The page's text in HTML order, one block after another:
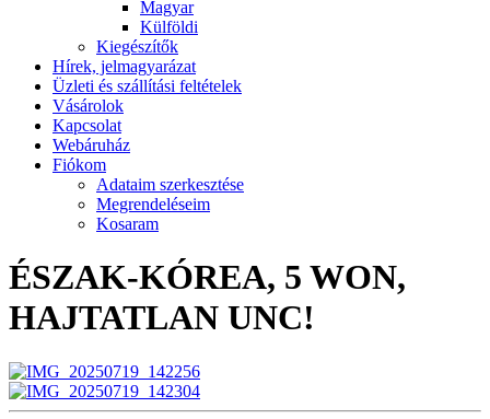
Magyar
Külföldi
Kiegészítők
Hírek, jelmagyarázat
Üzleti és szállítási feltételek
Vásárolok
Kapcsolat
Webáruház
Fiókom
Adataim szerkesztése
Megrendeléseim
Kosaram
ÉSZAK-KÓREA, 5 WON,
HAJTATLAN UNC!